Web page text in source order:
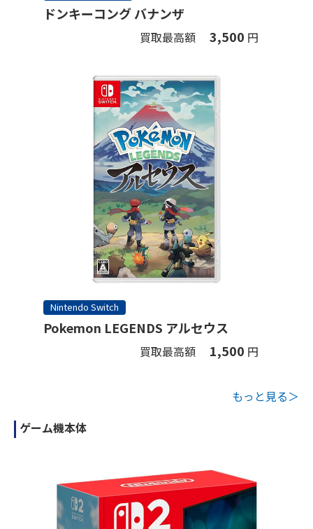
ドンキーコング バナンザ
買取最高額 3,500 円
Nintendo Switch
Pokemon LEGENDS アルセウス
買取最高額 1,500 円
もっと見る＞
ゲーム機本体